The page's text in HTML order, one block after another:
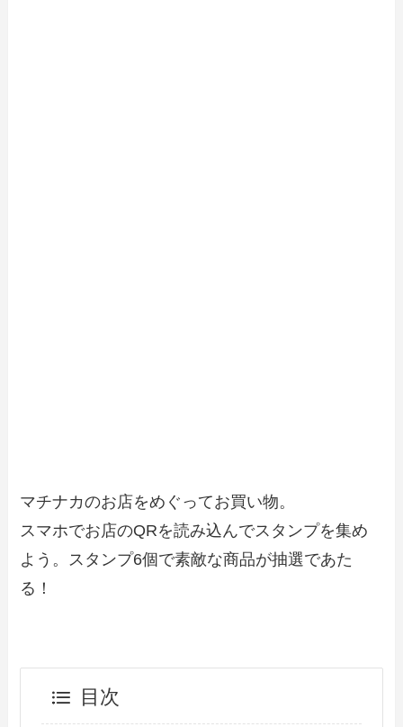
マチナカのお店をめぐってお買い物。
スマホでお店のQRを読み込んでスタンプを集め
よう。スタンプ6個で素敵な商品が抽選であた
る！
目次